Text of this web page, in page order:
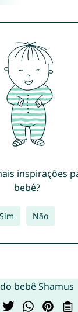
inspirações
bebê?
Sim Não